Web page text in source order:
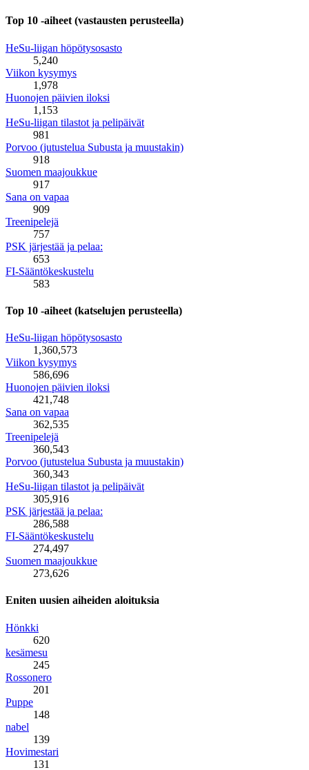
Top 10 -aiheet (vastausten perusteella)
HeSu-liigan höpötysosasto
5,240
Viikon kysymys
1,978
Huonojen päivien iloksi
1,153
HeSu-liigan tilastot ja pelipäivät
981
Porvoo (jutustelua Subusta ja muustakin)
918
Suomen maajoukkue
917
Sana on vapaa
909
Treenipelejä
757
PSK järjestää ja pelaa:
653
FI-Sääntökeskustelu
583
Top 10 -aiheet (katselujen perusteella)
HeSu-liigan höpötysosasto
1,360,573
Viikon kysymys
586,696
Huonojen päivien iloksi
421,748
Sana on vapaa
362,535
Treenipelejä
360,543
Porvoo (jutustelua Subusta ja muustakin)
360,343
HeSu-liigan tilastot ja pelipäivät
305,916
PSK järjestää ja pelaa:
286,588
FI-Sääntökeskustelu
274,497
Suomen maajoukkue
273,626
Eniten uusien aiheiden aloituksia
Hönkki
620
kesämesu
245
Rossonero
201
Puppe
148
nabel
139
Hovimestari
131